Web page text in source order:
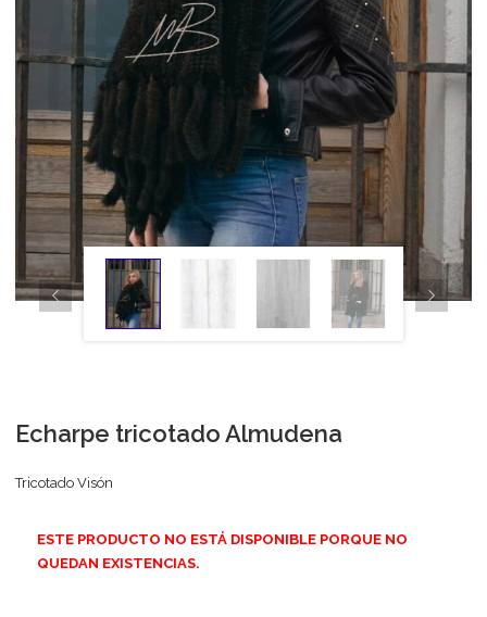
Echarpe tricotado Almudena
Tricotado Visón
ESTE PRODUCTO NO ESTÁ DISPONIBLE PORQUE NO
QUEDAN EXISTENCIAS.